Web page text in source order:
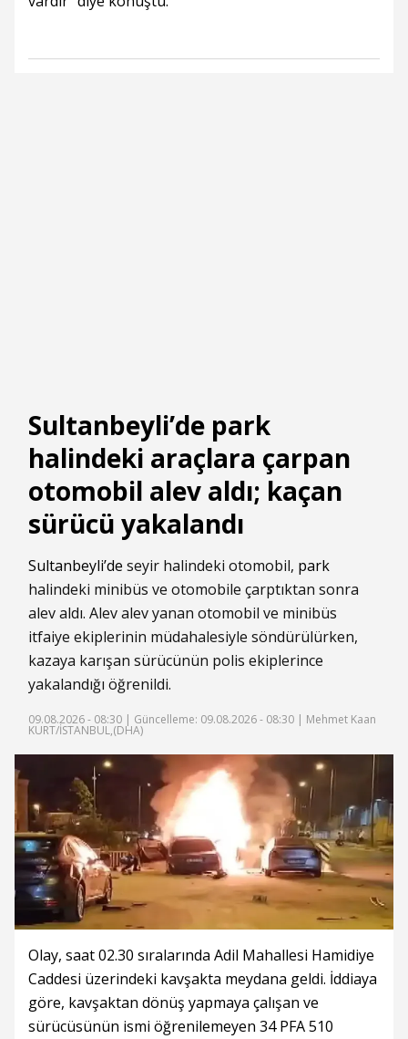
Sultanbeyli’de park
halindeki araçlara çarpan
otomobil alev aldı; kaçan
sürücü yakalandı
Sultanbeyli’de seyir halindeki otomobil, park
halindeki minibüs ve otomobile çarptıktan sonra
alev aldı. Alev alev yanan otomobil ve minibüs
itfaiye ekiplerinin müdahalesiyle söndürülürken,
kazaya karışan sürücünün polis ekiplerince
yakalandığı öğrenildi.
09.08.2026 - 08:30 | Güncelleme: 09.08.2026 - 08:30 | Mehmet Kaan
KURT/İSTANBUL,(DHA)
Olay, saat 02.30 sıralarında Adil Mahallesi Hamidiye
Caddesi üzerindeki kavşakta meydana geldi. İddiaya
göre, kavşaktan dönüş yapmaya çalışan ve
sürücüsünün ismi öğrenilemeyen 34 PFA 510